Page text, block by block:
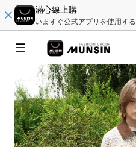
滿心線上購
いますぐ公式アプリを使用する